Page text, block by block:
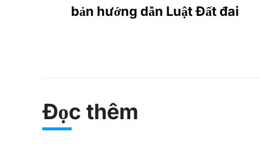
bản hướng dẫn Luật Đất đai
Đọc thêm